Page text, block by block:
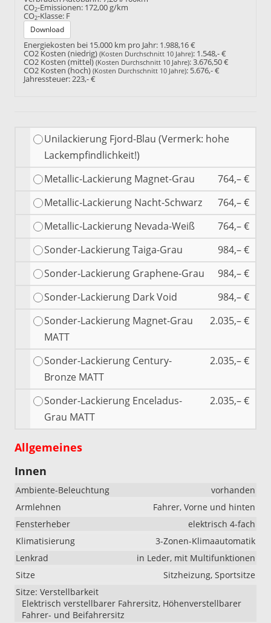
CO2-Emissionen: 172,00 g/km
CO2-Klasse: F
Download
Energiekosten bei 15.000 km pro Jahr: 1.988,16 €
CO2 Kosten (niedrig) (Kosten Durchschnitt 10 Jahre): 1.548,- €
CO2 Kosten (mittel) (Kosten Durchschnitt 10 Jahre):3.676,50 €
CO2 Kosten (hoch) (Kosten Durchschnitt 10 Jahre): 5.676,- €
Jahressteuer:223,- €
Unilackierung Fjord-Blau (Vermerk: hohe
Lackempfindlichkeit!)
Metallic-Lackierung Magnet-Grau
764,– €
Metallic-Lackierung Nacht-Schwarz
764,– €
Metallic-Lackierung Nevada-Weiß
764,– €
Sonder-Lackierung Taiga-Grau
984,– €
Sonder-Lackierung Graphene-Grau
984,– €
Sonder-Lackierung Dark Void
984,– €
Sonder-Lackierung Magnet-Grau
MATT
2.035,– €
Sonder-Lackierung Century-
Bronze MATT
2.035,– €
Sonder-Lackierung Enceladus-
Grau MATT
2.035,– €
Allgemeines
Innen
Ambiente-Beleuchtung
vorhanden
Armlehnen
Fahrer, Vorne und hinten
Fensterheber
elektrisch 4-fach
Klimatisierung
3-Zonen-Klimaautomatik
Lenkrad
in Leder, mit Multifunktionen
Sitze
Sitzheizung, Sportsitze
Sitze: Verstellbarkeit
Elektrisch verstellbarer Fahrersitz, Höhenverstellbarer
Fahrer- und Beifahrersitz